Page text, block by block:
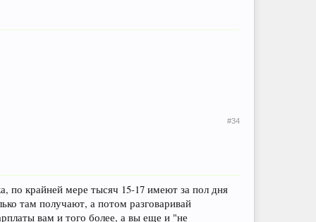
#34
по крайней мере тысяч 15-17 имеют за пол дня
там получают, а потом разговаривай
вам и того более, а вы еще и "не